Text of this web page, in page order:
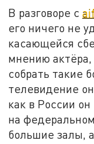
В разговоре с
его ничего не
касающейся
мнению
собрать такие
телевидение
как в России
на
большие залы,